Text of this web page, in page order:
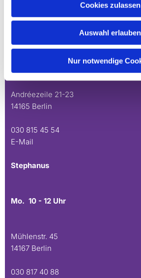
Cookies zulassen
Auswahl erlauben
Nur notwendige
Bürozeiten an den Standorten
Schönow-Buschgraben
Do. 16.30 - 18.30 Uhr
Andréezeile 21-23
14165 Berlin
030 815 45 54
E-Mail
Stephanus
Mo. 10 - 12 Uhr
Mühlenstr. 45
14167 Berlin
030 817 40 88